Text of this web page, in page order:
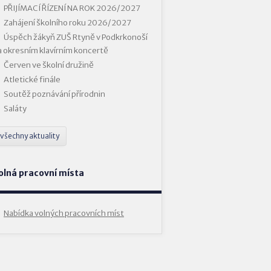
PŘIJÍMACÍ ŘÍZENÍ NA ROK 2026/2027
Zahájení školního roku 2026/2027
Úspěch žákyň ZUŠ Rtyně v Podkrkonoší
okresním klavírním koncertě
Červen ve školní družině
Atletické finále
Soutěž poznávání přírodnin
Saláty
všechny aktuality
pracovní místa
Nabídka volných pracovních míst